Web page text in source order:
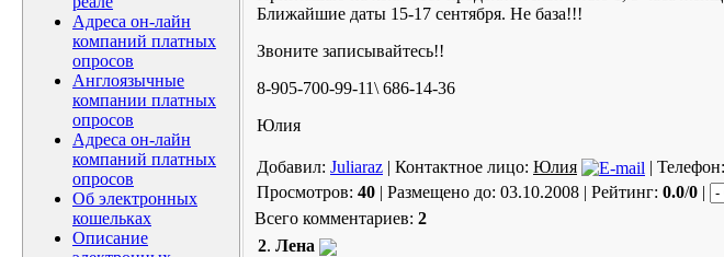
Адреса он-лайн
компаний платных
опросов
Англоязычные
компании платных
опросов
Адреса он-лайн
компаний платных
опросов
Об электронных
кошельках
Описание
Ближайшие даты 15-17 сентября. Не база!!!
Звоните записывайтесь!!
8-905-700-99-11\ 686-14-36
Юлия
Добавил: Juliaraz | Контактное лицо: Юлия | Телефон:
Просмотров: 40 | Размещено до: 03.10.2008 | Рейтинг: 0.0/0 |
Всего комментариев: 2
2. Лена